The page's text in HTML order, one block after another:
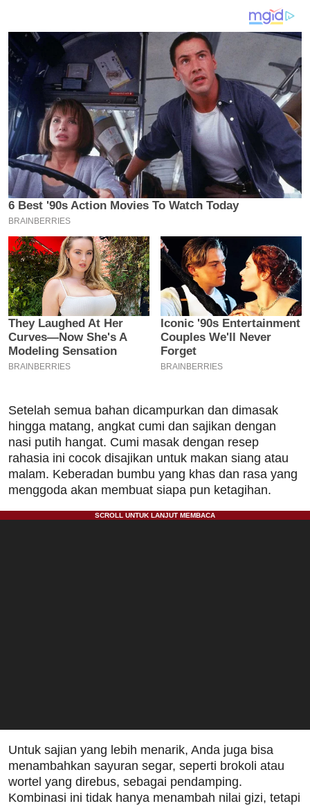
Setelah semua bahan dicampurkan dan dimasak
hingga matang, angkat cumi dan sajikan dengan
nasi putih hangat. Cumi masak dengan resep
rahasia ini cocok disajikan untuk makan siang atau
malam. Keberadan bumbu yang khas dan rasa yang
menggoda akan membuat siapa pun ketagihan.
Untuk sajian yang lebih menarik, Anda juga bisa
menambahkan sayuran segar, seperti brokoli atau
wortel yang direbus, sebagai pendamping.
Kombinasi ini tidak hanya menambah nilai gizi, tetapi